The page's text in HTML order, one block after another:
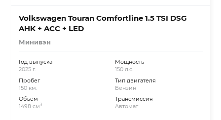
Volkswagen Touran Comfortline 1.5 TSI DSG
AHK + ACC + LED
Минивэн
Год выпуска
2025 г.
Пробег
150 км.
Объём
1498 см3
Мощность
150 л.с.
Тип двигателя
Бензин
Трансмиссия
Автомат